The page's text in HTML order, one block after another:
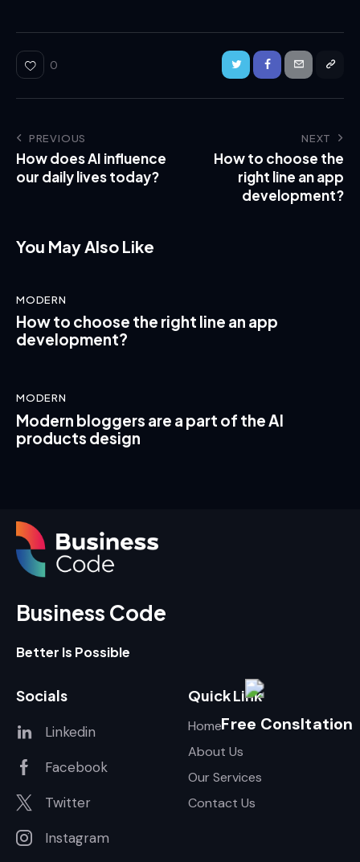
0
PREVIOUS
How does AI influence
our daily lives today?
NEXT
How to choose the
right line an app
development?
You May Also Like
MODERN
How to choose the right line an app
development?
MODERN
Modern bloggers are a part of the AI
products design
Business Code
Better Is Possible
Socials
Linkedin
Facebook
Twitter
Instagram
Quick Link
Home
About Us
Our Services
Contact Us
Free Consltation